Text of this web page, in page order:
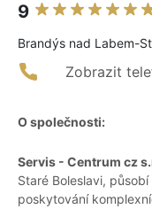
9
Brandýs nad Labem-
Zobrazit
O společnosti:
Servis - Centrum cz
Staré Boleslavi,
poskytování